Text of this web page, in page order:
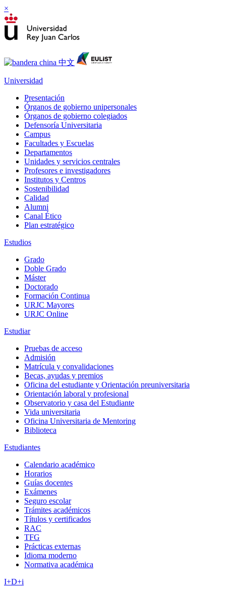
×
Universidad
Presentación
Órganos de gobierno unipersonales
Órganos de gobierno colegiados
Defensoría Universitaria
Campus
Facultades y Escuelas
Departamentos
Unidades y servicios centrales
Profesores e investigadores
Institutos y Centros
Sostenibilidad
Calidad
Alumni
Canal Ético
Plan estratégico
Estudios
Grado
Doble Grado
Máster
Doctorado
Formación Continua
URJC Mayores
URJC Online
Estudiar
Pruebas de acceso
Admisión
Matrícula y convalidaciones
Becas, ayudas y premios
Oficina del estudiante y Orientación preuniversitaria
Orientación laboral y profesional
Observatorio y casa del Estudiante
Vida universitaria
Oficina Universitaria de Mentoring
Biblioteca
Estudiantes
Calendario académico
Horarios
Guías docentes
Exámenes
Seguro escolar
Trámites académicos
Títulos y certificados
RAC
TFG
Prácticas externas
Idioma moderno
Normativa académica
I+D+i